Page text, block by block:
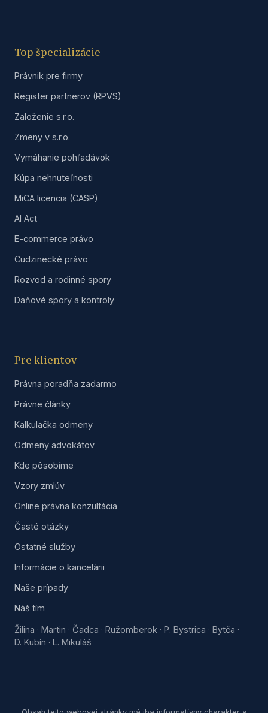
Top špecializácie
Právnik pre firmy
Register partnerov (RPVS)
Založenie s.r.o.
Zmeny v s.r.o.
Vymáhanie pohľadávok
Kúpa nehnuteľnosti
MiCA licencia (CASP)
AI Act
E-commerce právo
Cudzinecké právo
Rozvod a rodinné spory
Daňové spory a kontroly
Pre klientov
Právna poradňa zadarmo
Právne články
Kalkulačka odmeny
Odmeny advokátov
Kde pôsobíme
Vzory zmlúv
Online právna konzultácia
Časté otázky
Ostatné služby
Informácie o kancelárii
Naše prípady
Náš tím
Žilina · Martin · Čadca · Ružomberok · P. Bystrica · Bytča ·
D. Kubín · L. Mikuláš